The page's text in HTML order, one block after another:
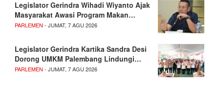
Legislator Gerindra Wihadi Wiyanto Ajak
Masyarakat Awasi Program Makan…
PARLEMEN - JUMAT, 7 AGU 2026
Legislator Gerindra Kartika Sandra Desi
Dorong UMKM Palembang Lindungi…
PARLEMEN - JUMAT, 7 AGU 2026